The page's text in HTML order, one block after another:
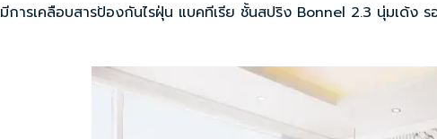
การเคลือบสารป้องกันไรฝุ่น แบคทีเรีย ชั้นสปริง Bonnel 2.3 นุ่มเด้